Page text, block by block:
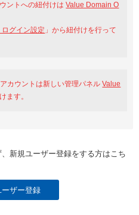
ントへの紐付けはValue Domain O
グイン設定 」から紐付けを行って
カウントは新しい管理パネルValue
ます。
新規ユーザー登録をする方はこち
ーザー登録